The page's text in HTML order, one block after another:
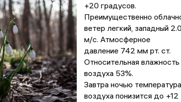
+20 градусов.
Преимущественно
ветер легкий, западный 2.0
м/с. Атмосферное
давление 742 мм рт. ст.
Относительная влажность
воздуха 53%.
Завтра ночью температура
воздуха понизится до +12